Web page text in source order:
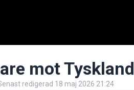
mot Tyskland
redigerad 18 maj 2026 21:24